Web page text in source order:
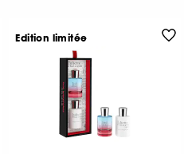
Edition limitée